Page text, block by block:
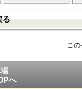
る
こ
へ